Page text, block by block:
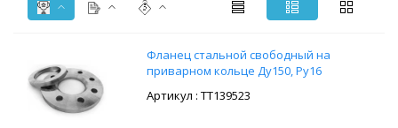
Фланец стальной свободный на
приварном кольце Ду150, Ру16
: ТТ139523